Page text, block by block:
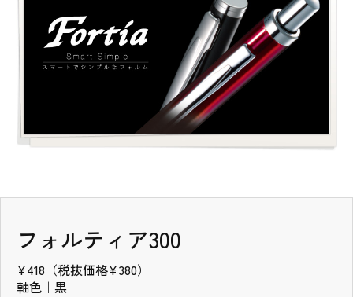
フォルティア300
¥418（税抜価格¥380）
軸色｜黒